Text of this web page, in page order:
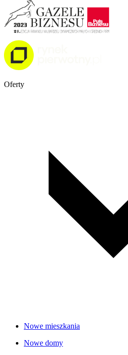
Oferty
Nowe mieszkania
Nowe domy